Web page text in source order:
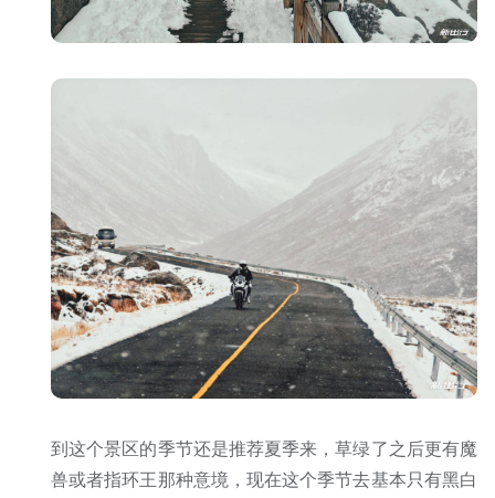
到这个景区的季节还是推荐夏季来，草绿了之后更有魔
兽或者指环王那种意境，现在这个季节去基本只有黑白